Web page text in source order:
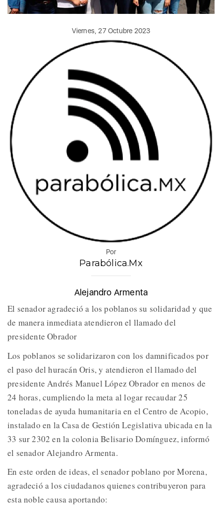
Viernes, 27 Octubre 2023
Por
Parabólica.Mx
Alejandro Armenta
El senador agradeció a los poblanos su solidaridad y que
de manera inmediata atendieron el llamado del
presidente Obrador
Los poblanos se solidarizaron con los damnificados por
el paso del huracán Oris, y atendieron el llamado del
presidente Andrés Manuel López Obrador en menos de
24 horas, cumpliendo la meta al logar recaudar 25
toneladas de ayuda humanitaria en el Centro de Acopio,
instalado en la Casa de Gestión Legislativa ubicada en la
33 sur 2302 en la colonia Belisario Domínguez, informó
el senador Alejandro Armenta.
En este orden de ideas, el senador poblano por Morena,
agradeció a los ciudadanos quienes contribuyeron para
esta noble causa aportando: